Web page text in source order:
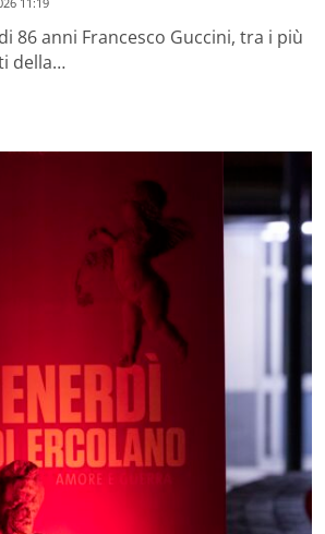
86 anni Francesco Guccini, tra i più
della…